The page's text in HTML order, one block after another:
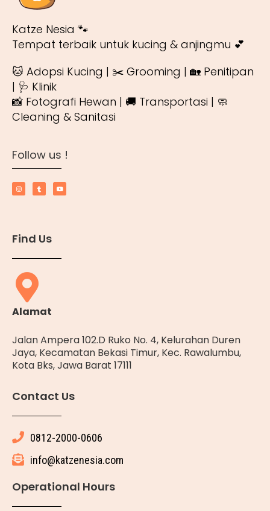
Katze Nesia 🐾
Tempat terbaik untuk kucing & anjingmu 💕
🐱 Adopsi Kucing | ✂️ Grooming | 🏡 Penitipan
| 🩺 Klinik
📸 Fotografi Hewan | 🚚 Transportasi | 🧼
Cleaning & Sanitasi
Follow us !
Find Us
Alamat
Jalan Ampera 102.D Ruko No. 4, Kelurahan Duren
Jaya, Kecamatan Bekasi Timur, Kec. Rawalumbu,
Kota Bks, Jawa Barat 17111
Contact Us
0812-2000-0606
info@katzenesia.com
Operational Hours